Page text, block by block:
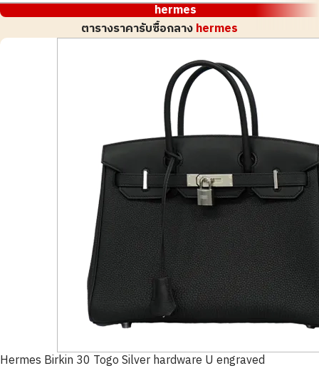
hermes
ตารางราคารับซื้อกลางhermes
Hermes Birkin 30 Togo Silver hardware U engraved